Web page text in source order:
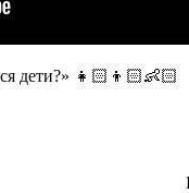
дети?» 👧🏻👦🏻👶🏻